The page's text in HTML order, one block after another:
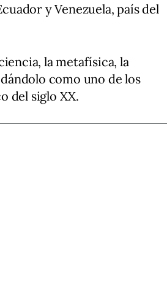
y Venezuela, país del
la metafísica, la
como uno de los
del siglo XX.